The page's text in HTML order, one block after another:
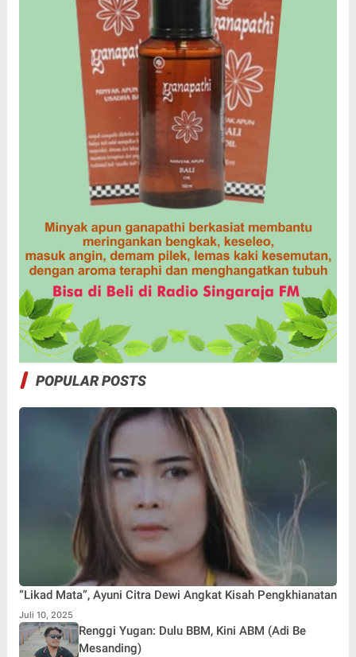
POPULAR POSTS
“Likad Mata”, Ayuni Citra Dewi Angkat Kisah Pengkhianatan
Juli 10, 2025
Renggi Yugan: Dulu BBM, Kini ABM (Adi Be
Mesanding)